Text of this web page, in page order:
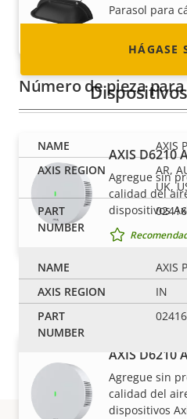
Parasol para
AXIS D6210
Agregue sin
calidad del
dispositivos
AXIS D6210
Agregue sin
calidad del
dispositivos
HÁGASE
Número de pieza
AXIS
AR,
UK,
AXIS
IN